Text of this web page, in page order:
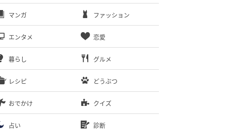
マンガ ファッション
エンタメ 恋愛
暮らし グルメ
レシピ どうぶつ
おでかけ クイズ
占い 診断